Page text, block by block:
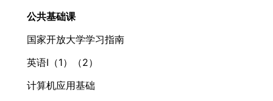
公共基础课
国家开放大学学习指南
英语I（1）（2）
计算机应用基础